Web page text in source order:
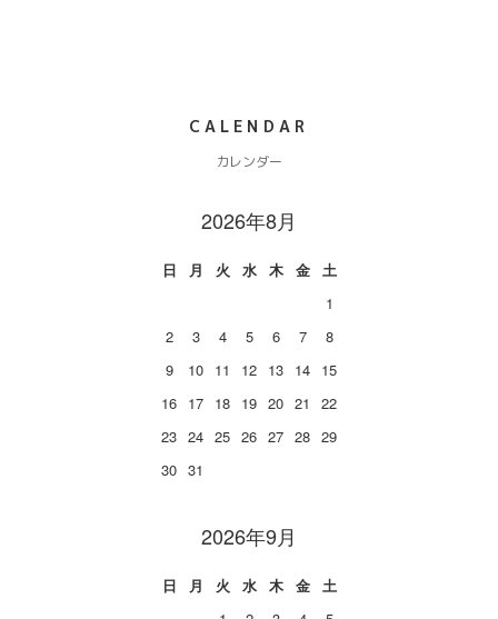
CALENDAR
カレンダー
2026年8月
日 月 火 水 木 金
土
1
2
3 4 5 6 7
8
9
10 11 12 13 14 15
16 17 18 19 20 21
22
23 24 25 26 27 28 29
30 31
2026年9月
日 月 火 水 木 金
土